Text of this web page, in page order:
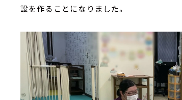
設を作ることになりました。